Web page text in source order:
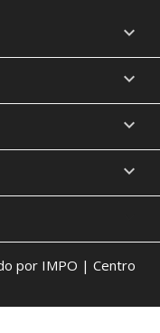




por IMPO | Centro